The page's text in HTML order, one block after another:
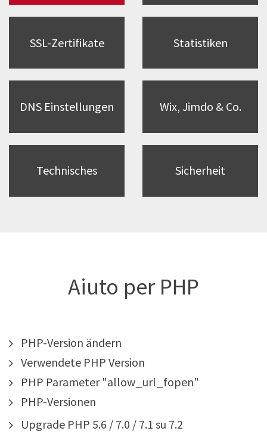
SSL-Zertifikate Statistiken
DNS Einstellungen Wix, Jimdo & Co.
Technisches Sicherheit
Aiuto per PHP
PHP-Version ändern
Verwendete PHP Version
PHP Parameter "allow_url_fopen"
PHP-Versionen
Upgrade PHP 5.6 / 7.0 / 7.1 su 7.2